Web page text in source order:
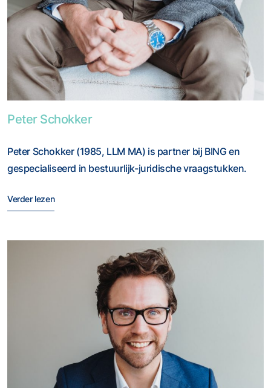
Peter Schokker
Peter Schokker (1985, LLM MA) is partner bij BING en
gespecialiseerd in bestuurlijk-juridische vraagstukken.
Verder lezen